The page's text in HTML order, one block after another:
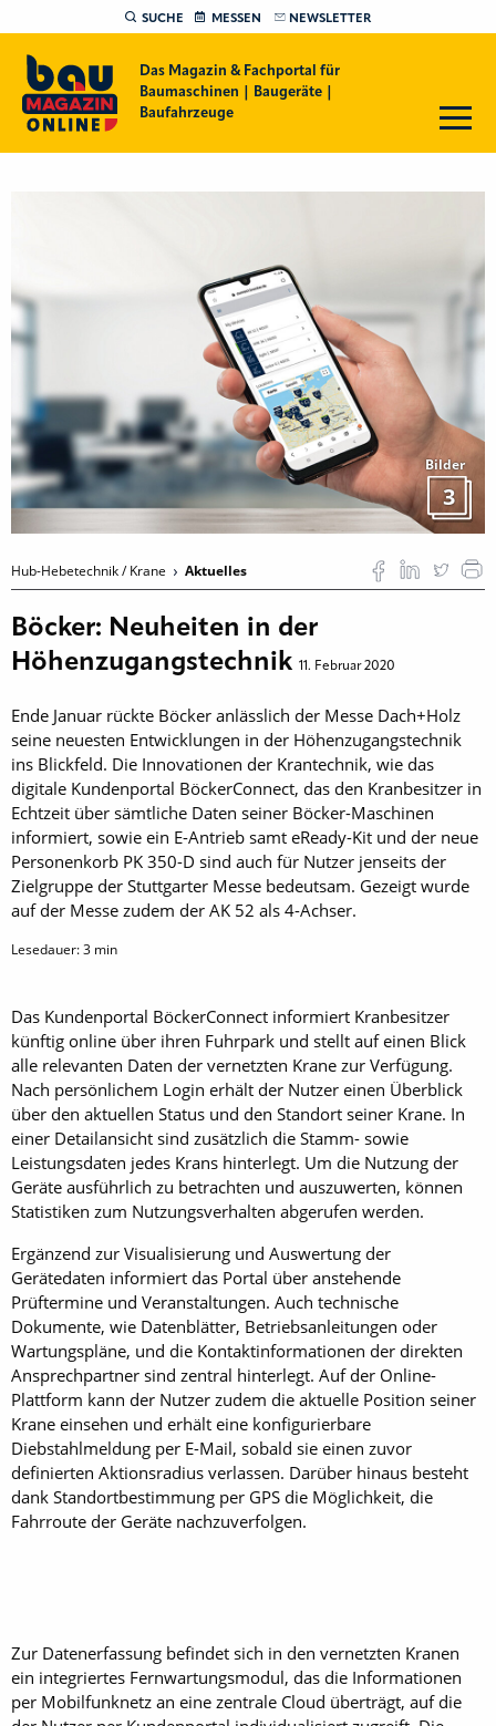
SUCHE MESSEN NEWSLETTER
Das Magazin & Fachportal für
Baumaschinen | Baugeräte |
Baufahrzeuge
Bilder
3
Hub-Hebetechnik / Krane Aktuelles
Böcker: Neuheiten in der
Höhenzugangstechnik 11. Februar 2020
Ende Januar rückte Böcker anlässlich der Messe Dach+Holz
seine neuesten Entwicklungen in der Höhenzugangstechnik
ins Blickfeld. Die Innovationen der Krantechnik, wie das
digitale Kundenportal BöckerConnect, das den Kranbesitzer in
Echtzeit über sämtliche Daten seiner Böcker-Maschinen
informiert, sowie ein E-Antrieb samt eReady-Kit und der neue
Personenkorb PK 350-D sind auch für Nutzer jenseits der
Zielgruppe der Stuttgarter Messe bedeutsam. Gezeigt wurde
auf der Messe zudem der AK 52 als 4-Achser.
Lesedauer:3 min
Das Kundenportal BöckerConnect informiert Kranbesitzer
künftig online über ihren Fuhrpark und stellt auf einen Blick
alle relevanten Daten der vernetzten Krane zur Verfügung.
Nach persönlichem Login erhält der Nutzer einen Überblick
über den aktuellen Status und den Standort seiner Krane. In
einer Detailansicht sind zusätzlich die Stamm- sowie
Leistungsdaten jedes Krans hinterlegt. Um die Nutzung der
Geräte ausführlich zu betrachten und auszuwerten, können
Statistiken zum Nutzungsverhalten abgerufen werden.
Ergänzend zur Visualisierung und Auswertung der
Gerätedaten informiert das Portal über anstehende
Prüftermine und Veranstaltungen. Auch technische
Dokumente, wie Datenblätter, Betriebsanleitungen oder
Wartungspläne, und die Kontaktinformationen der direkten
Ansprechpartner sind zentral hinterlegt. Auf der Online-
Plattform kann der Nutzer zudem die aktuelle Position seiner
Krane einsehen und erhält eine konfigurierbare
Diebstahlmeldung per E-Mail, sobald sie einen zuvor
definierten Aktionsradius verlassen. Darüber hinaus besteht
dank Standortbestimmung per GPS die Möglichkeit, die
Fahrroute der Geräte nachzuverfolgen.
Zur Datenerfassung befindet sich in den vernetzten Kranen
ein integriertes Fernwartungsmodul, das die Informationen
per Mobilfunknetz an eine zentrale Cloud überträgt, auf die